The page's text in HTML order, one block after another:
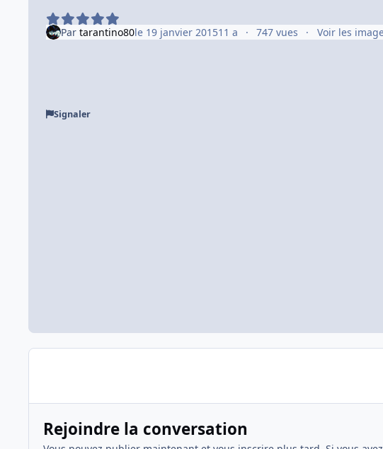
Par tarantino80le 19 janvier 201511 a 747 vues Voir les
Signaler
Rejoindre la conversation